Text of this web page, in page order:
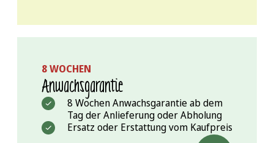
8 WOCHEN
Anwachs­garantie
8 Wochen Anwachsgarantie ab dem
Tag der Anlieferung oder Abholung
Ersatz oder Erstattung vom Kaufpreis